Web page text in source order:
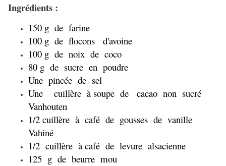
Ingrédients :
150 g de farine
100 g de flocons d'avoine
100 g de noix de coco
80 g de sucre en poudre
Une pincée de sel
Une cuillère à soupe de cacao non sucré
Vanhouten
1/2 cuillère à café de gousses de vanille
Vahiné
1/2 cuillère à café de levure alsacienne
125 g de beurre mou